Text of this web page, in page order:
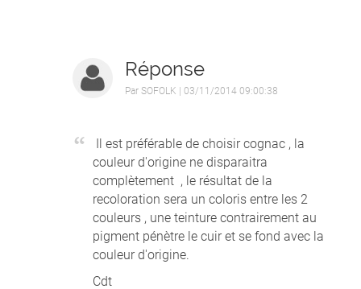
Réponse
Par SOFOLK | 03/11/2014 09:00:38
Il est préférable de choisir cognac , la
couleur d'origine ne disparaitra
complètement , le résultat de la
recoloration sera un coloris entre les 2
couleurs , une teinture contrairement au
pigment pénètre le cuir et se fond avec la
couleur d'origine.
Cdt